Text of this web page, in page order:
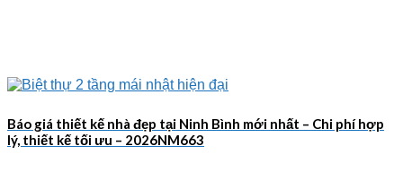
Báo giá thiết kế nhà đẹp tại Ninh Bình mới nhất – Chi phí hợp
lý, thiết kế tối ưu – 2026NM663